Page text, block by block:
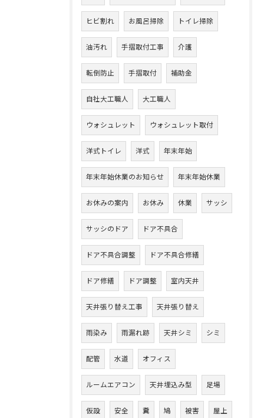
ヒビ割れ お風呂掃除 トイレ掃除
油汚れ 手摺取付工事 介護
転倒防止 手摺取付 補助金
自社大工職人 大工職人
ウォシュレット ウォシュレット取付
洋式トイレ 洋式 年末年始
年末年始休業のお知らせ 年末年始休業
お休みの案内 お休み 休業 サッシ
サッシのドア ドア不具合
ドア不具合調整 ドア不具合修繕
ドア修繕 ドア調整 室内天井
天井張り替え工事 天井張り替え
雨染み 雨漏れ跡 天井シミ シミ
配管 水道 オフィス
ルームエアコン 天井埋込み型 足場
仮設 安全 糞 鳩 被害 屋上